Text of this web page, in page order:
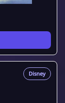
Disney